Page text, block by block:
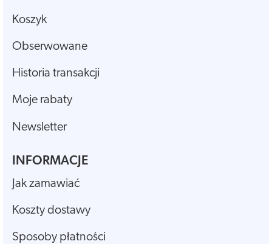
Koszyk
Obserwowane
Historia transakcji
Moje rabaty
Newsletter
INFORMACJE
Jak zamawiać
Koszty dostawy
Sposoby płatności